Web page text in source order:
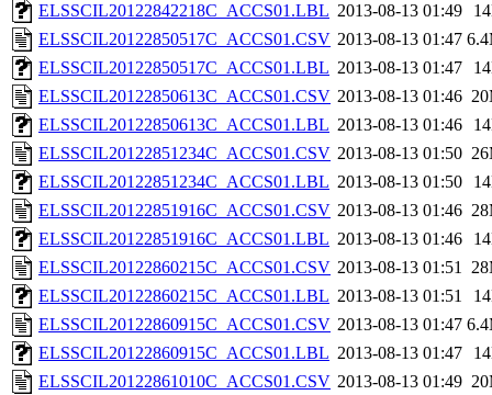
ELSSCIL20122842218C_ACCS01.LBL 2013-08-13 01:49
ELSSCIL20122850517C_ACCS01.CSV 2013-08-13 01:47
ELSSCIL20122850517C_ACCS01.LBL 2013-08-13 01:47
ELSSCIL20122850613C_ACCS01.CSV 2013-08-13 01:46
ELSSCIL20122850613C_ACCS01.LBL 2013-08-13 01:46
ELSSCIL20122851234C_ACCS01.CSV 2013-08-13 01:50
ELSSCIL20122851234C_ACCS01.LBL 2013-08-13 01:50
ELSSCIL20122851916C_ACCS01.CSV 2013-08-13 01:46
ELSSCIL20122851916C_ACCS01.LBL 2013-08-13 01:46
ELSSCIL20122860215C_ACCS01.CSV 2013-08-13 01:51
ELSSCIL20122860215C_ACCS01.LBL 2013-08-13 01:51
ELSSCIL20122860915C_ACCS01.CSV 2013-08-13 01:47
ELSSCIL20122860915C_ACCS01.LBL 2013-08-13 01:47
ELSSCIL20122861010C_ACCS01.CSV 2013-08-13 01:49